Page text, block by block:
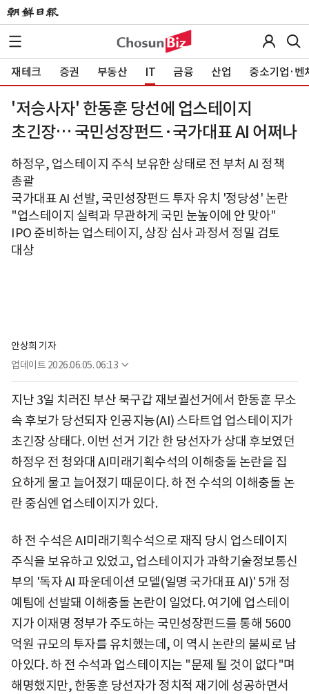
재테크 증권 부동산 IT 금융 산업 중소기업·벤
'저승사자' 한동훈 당선에 업스테이지
초긴장… 국민성장펀드·국가대표 AI 어쩌나
하정우, 업스테이지 주식 보유한 상태로 전 부처 AI 정책
총괄
국가대표 AI 선발, 국민성장펀드 투자 유치 '정당성' 논란
"업스테이지 실력과 무관하게 국민 눈높이에 안 맞아"
IPO 준비하는 업스테이지, 상장 심사 과정서 정밀 검토
대상
안상희 기자
업데이트 2026.06.05. 06:13
지난 3일 치러진 부산 북구갑 재보궐선거에서 한동훈 무소
속 후보가 당선되자 인공지능(AI) 스타트업 업스테이지가
초긴장 상태다. 이번 선거 기간 한 당선자가 상대 후보였던
하정우 전 청와대 AI미래기획수석의 이해충돌 논란을 집
요하게 물고 늘어졌기 때문이다. 하 전 수석의 이해충돌 논
란 중심엔 업스테이지가 있다.
하 전 수석은 AI미래기획수석으로 재직 당시 업스테이지
주식을 보유하고 있었고, 업스테이지가 과학기술정보통신
부의 '독자 AI 파운데이션 모델(일명 국가대표 AI)' 5개 정
예팀에 선발돼 이해충돌 논란이 일었다. 여기에 업스테이
지가 이재명 정부가 주도하는 국민성장펀드를 통해 5600
억원 규모의 투자를 유치했는데, 이 역시 논란의 불씨로 남
아있다. 하 전 수석과 업스테이지는 "문제 될 것이 없다"며
해명했지만, 한동훈 당선자가 정치적 재기에 성공하면서